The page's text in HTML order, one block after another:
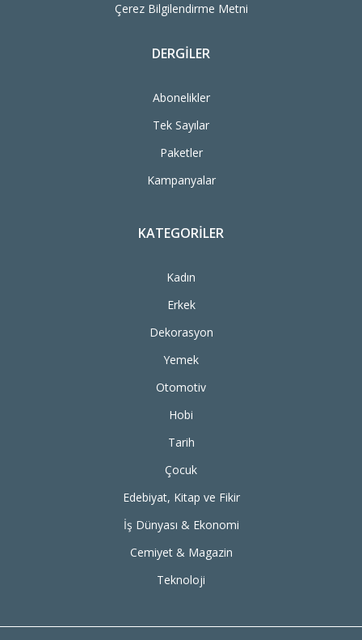
Çerez Bilgilendirme Metni
DERGILER
Abonelikler
Tek Sayılar
Paketler
Kampanyalar
KATEGORILER
Kadın
Erkek
Dekorasyon
Yemek
Otomotiv
Hobi
Tarih
Çocuk
Edebiyat, Kitap ve Fikir
İş Dünyası & Ekonomi
Cemiyet & Magazin
Teknoloji